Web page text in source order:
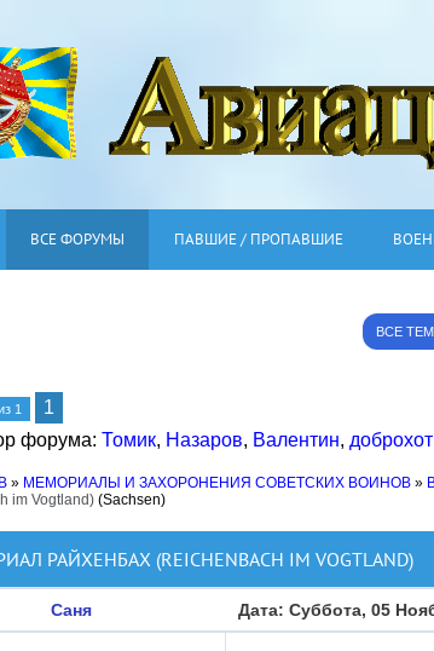
ВСЕ ФОРУМЫ ПАВШИЕ / ПРОПАВШИЕ
ВСЕ
1
1
форума: Томик, Назаров, Валентин, доброхот
» МЕМОРИАЛЫ И ЗАХОРОНЕНИЯ СОВЕТСКИХ ВОИНОВ »
im Vogtland) (Sachsen)
РАЙХЕНБАХ (REICHENBACH IM VOGTLAND)
Саня Дата: Суббота, 05